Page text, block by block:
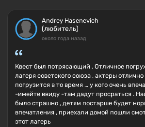
Andrey Hasenevich
(любитель)
около года назад
Квест был потрясающий . Отличное
лагеря советского союза , актеры
погрузится в то время … у кого очень
-имейте ввиду -там дадут просраться .
было страшно , детям постарше будет
впечатления , приехали домой пошли
этот лагерь